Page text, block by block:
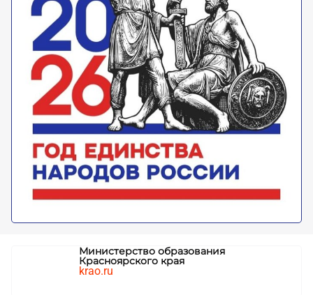
Министерство образования
Красноярского края
krao.ru